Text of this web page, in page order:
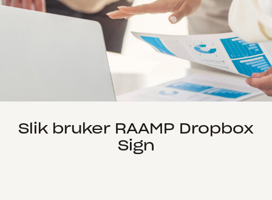
Slik bruker RAAMP Dropbox
Sign